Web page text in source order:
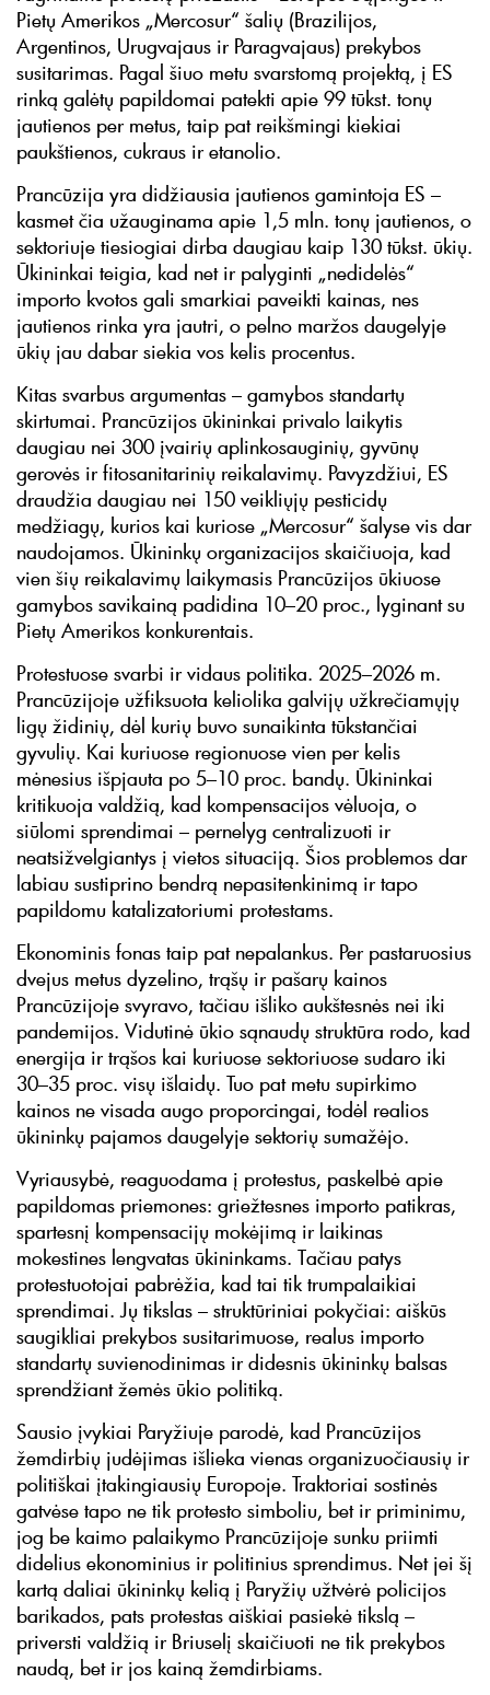
Pietų Amerikos „Mercosur“ šalių (Brazilijos,
Argentinos, Urugvajaus ir Paragvajaus) prekybos
susitarimas. Pagal šiuo metu svarstomą projektą, į ES
rinką galėtų papildomai patekti apie 99 tūkst. tonų
jautienos per metus, taip pat reikšmingi kiekiai
paukštienos, cukraus ir etanolio.
Prancūzija yra didžiausia jautienos gamintoja ES –
kasmet čia užauginama apie 1,5 mln. tonų jautienos, o
sektoriuje tiesiogiai dirba daugiau kaip 130 tūkst. ūkių.
Ūkininkai teigia, kad net ir palyginti „nedidelės“
importo kvotos gali smarkiai paveikti kainas, nes
jautienos rinka yra jautri, o pelno maržos daugelyje
ūkių jau dabar siekia vos kelis procentus.
Kitas svarbus argumentas – gamybos standartų
skirtumai. Prancūzijos ūkininkai privalo laikytis
daugiau nei 300 įvairių aplinkosauginių, gyvūnų
gerovės ir fitosanitarinių reikalavimų. Pavyzdžiui, ES
draudžia daugiau nei 150 veikliųjų pesticidų
medžiagų, kurios kai kuriose „Mercosur“ šalyse vis dar
naudojamos. Ūkininkų organizacijos skaičiuoja, kad
vien šių reikalavimų laikymasis Prancūzijos ūkiuose
gamybos savikainą padidina 10–20 proc., lyginant su
Pietų Amerikos konkurentais.
Protestuose svarbi ir vidaus politika. 2025–2026 m.
Prancūzijoje užfiksuota keliolika galvijų užkrečiamųjų
ligų židinių, dėl kurių buvo sunaikinta tūkstančiai
gyvulių. Kai kuriuose regionuose vien per kelis
mėnesius išpjauta po 5–10 proc. bandų. Ūkininkai
kritikuoja valdžią, kad kompensacijos vėluoja, o
siūlomi sprendimai – pernelyg centralizuoti ir
neatsižvelgiantys į vietos situaciją. Šios problemos dar
labiau sustiprino bendrą nepasitenkinimą ir tapo
papildomu katalizatoriumi protestams.
Ekonominis fonas taip pat nepalankus. Per pastaruosius
dvejus metus dyzelino, trąšų ir pašarų kainos
Prancūzijoje svyravo, tačiau išliko aukštesnės nei iki
pandemijos. Vidutinė ūkio sąnaudų struktūra rodo, kad
energija ir trąšos kai kuriuose sektoriuose sudaro iki
30–35 proc. visų išlaidų. Tuo pat metu supirkimo
kainos ne visada augo proporcingai, todėl realios
ūkininkų pajamos daugelyje sektorių sumažėjo.
Vyriausybė, reaguodama į protestus, paskelbė apie
papildomas priemones: griežtesnes importo patikras,
spartesnį kompensacijų mokėjimą ir laikinas
mokestines lengvatas ūkininkams. Tačiau patys
protestuotojai pabrėžia, kad tai tik trumpalaikiai
sprendimai. Jų tikslas – struktūriniai pokyčiai: aiškūs
saugikliai prekybos susitarimuose, realus importo
standartų suvienodinimas ir didesnis ūkininkų balsas
sprendžiant žemės ūkio politiką.
Sausio įvykiai Paryžiuje parodė, kad Prancūzijos
žemdirbių judėjimas išlieka vienas organizuočiausių ir
politiškai įtakingiausių Europoje. Traktoriai sostinės
gatvėse tapo ne tik protesto simboliu, bet ir priminimu,
jog be kaimo palaikymo Prancūzijoje sunku priimti
didelius ekonominius ir politinius sprendimus. Net jei šį
kartą daliai ūkininkų kelią į Paryžių užtvėrė policijos
barikados, pats protestas aiškiai pasiekė tikslą –
priversti valdžią ir Briuselį skaičiuoti ne tik prekybos
naudą, bet ir jos kainą žemdirbiams.